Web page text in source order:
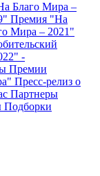
Благо Мира –
Премия "На
Мира – 2021"
-
Премии
Пресс-релиз о
Партнеры
Подборки